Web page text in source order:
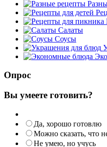
Салаты
Соусы
Опрос
Вы умеете готовить?
Да, хорошо готовлю
Можно сказать, что
Не умею, но учусь